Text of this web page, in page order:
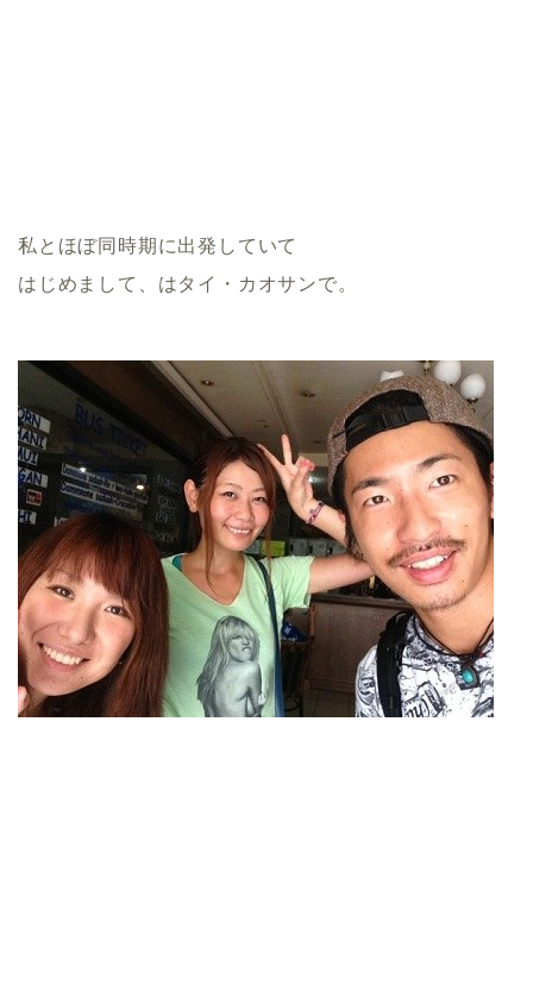
私とほぼ同時期に出発していて
はじめまして、はタイ・カオサンで。